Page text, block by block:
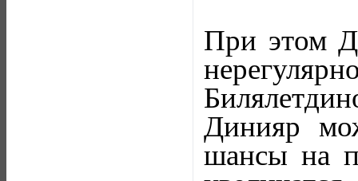
При этом
Динияр
шансы на